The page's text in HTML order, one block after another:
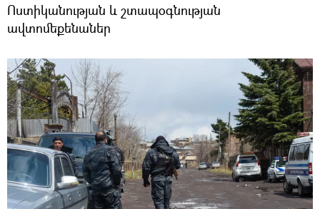
Ոստիկանության և շտապօգնության
ավտոմեքենաներ